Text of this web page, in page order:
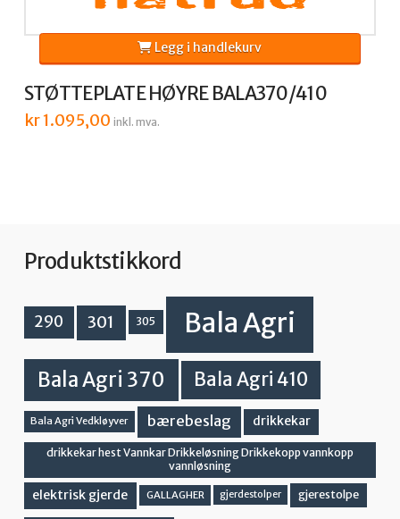
STØTTEPLATE HØYRE BALA370/410
kr1.095,00 inkl. mva.
Legg i handlekurv
Produktstikkord
290 301 305 Bala Agri
Bala Agri 370 Bala Agri 410
Bala Agri Vedkløyver bærebeslag drikkekar
drikkekar hest Vannkar Drikkeløsning Drikkekopp vannkopp
vannløsning
elektrisk gjerde GALLAGHER gjerdestolper gjerestolpe